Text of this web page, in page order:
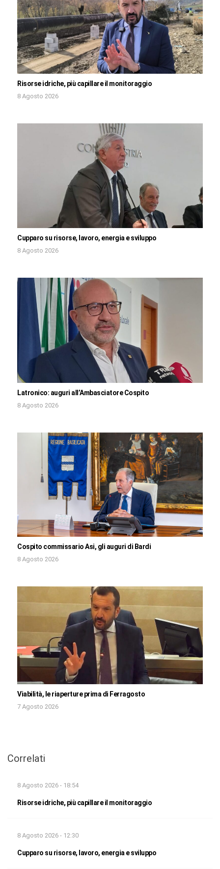
Risorse idriche, più capillare il monitoraggio
8 Agosto 2026
Cupparo su risorse, lavoro, energia e sviluppo
8 Agosto 2026
Latronico: auguri all’Ambasciatore Cospito
8 Agosto 2026
Cospito commissario Asi, gli auguri di Bardi
8 Agosto 2026
Viabilità, le riaperture prima di Ferragosto
7 Agosto 2026
Correlati
8 Agosto 2026 - 18:54
Risorse idriche, più capillare il monitoraggio
8 Agosto 2026 - 12:30
Cupparo su risorse, lavoro, energia e sviluppo